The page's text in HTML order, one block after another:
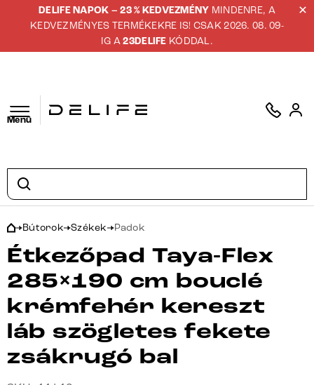
DELIFE NAPOK – 23 % KEDVEZMÉNY MINDENRE, A
KEDVEZMÉNYES TERMÉKEKRE IS! CSAK 2026. 08. 09-
IG A23DELIFE KÓDDAL.
Menü
Bútorok Székek Padok
Étkezőpad Taya-Flex
285×190 cm bouclé
krémfehér kereszt
láb szögletes fekete
zsákrugó bal